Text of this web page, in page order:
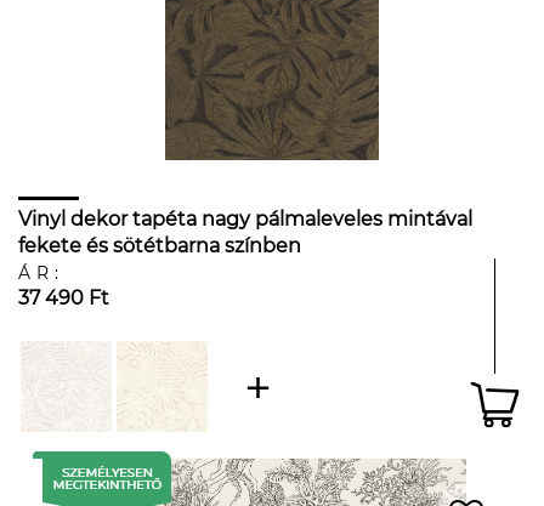
Vinyl dekor tapéta nagy pálmaleveles mintával
fekete és sötétbarna színben
ÁR:
37 490 Ft